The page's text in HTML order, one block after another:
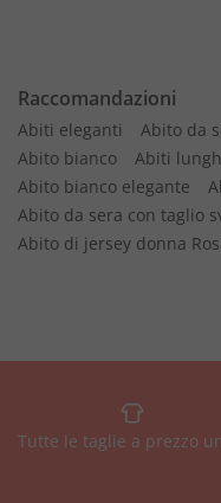
Raccomandazioni
Abiti eleganti Abito da
Abito bianco
Abiti
Abito bianco elegante
Abito da sera con taglio
Abito di jersey donna
Tutte le taglie a prezzo